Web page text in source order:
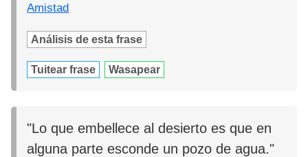
Amistad
Análisis de esta frase
Tuitear frase Wasapear
"Lo que embellece al desierto es que en
alguna parte esconde un pozo de agua."